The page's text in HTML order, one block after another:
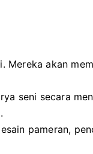
akan
seni secara
pameran,